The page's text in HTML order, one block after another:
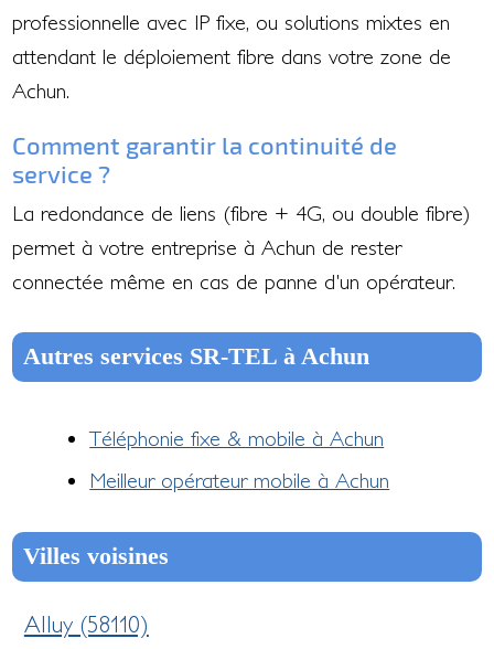
professionnelle avec IP fixe, ou solutions mixtes en
attendant le déploiement fibre dans votre zone de
Achun.
Comment garantir la continuité de
service ?
La redondance de liens (fibre + 4G, ou double fibre)
permet à votre entreprise à Achun de rester
connectée même en cas de panne d'un opérateur.
Autres services SR-TEL à Achun
Téléphonie fixe & mobile à Achun
Meilleur opérateur mobile à Achun
Villes voisines
Alluy (58110)